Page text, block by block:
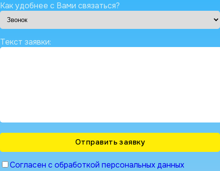
Как удобнее с Вами связаться?
Текст заявки:
Согласен с обработкой персональных данных